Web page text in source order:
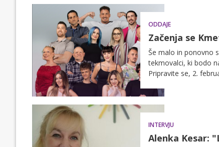
ODDAJE
Začenja se
Še malo in ponovno
tekmovalci, ki bodo
Pripravite se, 2.
INTERVJU
Alenka Kesar: